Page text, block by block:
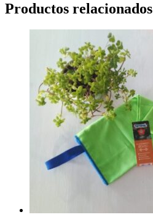
Productos relacionados